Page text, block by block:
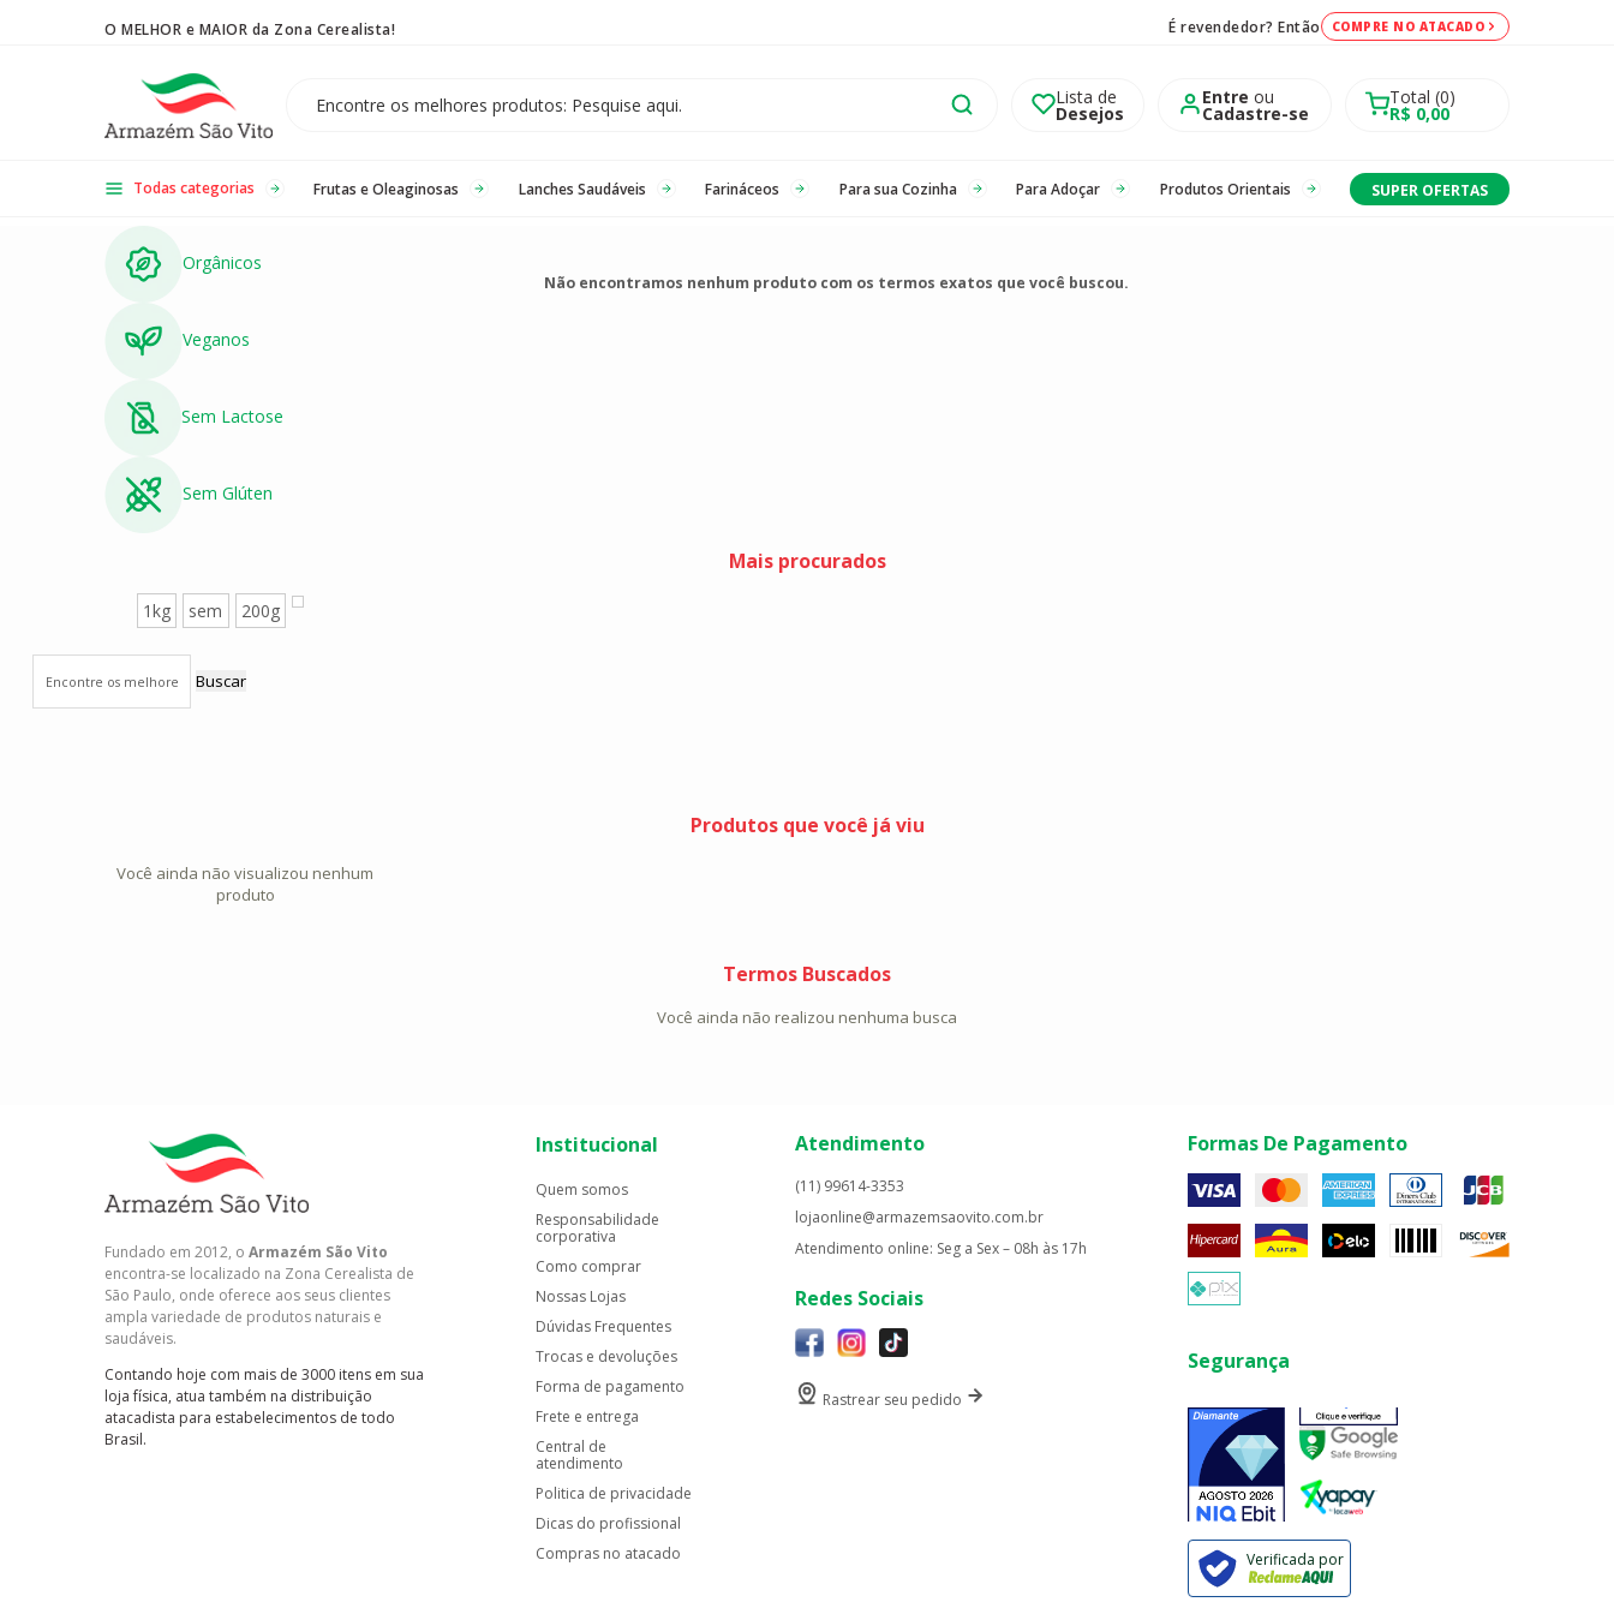
O MELHOR e MAIOR da Zona Cerealista!
É revendedor? Então COMPRE NO ATACADO
Lista de
Desejos
Entre ou
Cadastre-se
Total 0
R$ 0,00
Todas categorias Frutas e Oleaginosas Lanches Saudáveis Farináceos Para sua Cozinha Para Adoçar Produtos Orientais SUPER OFERTAS
Orgânicos
Veganos
Sem Lactose
Sem Glúten
Não encontramos nenhum produto com os termos exatos que você buscou.
Mais procurados
1kg sem 200g
Buscar
Produtos que você já viu
Você ainda não visualizou nenhum
produto
Termos Buscados
Você ainda não realizou nenhuma busca
Fundado em 2012, o Armazém São Vito
encontra-se localizado na Zona Cerealista de
São Paulo, onde oferece aos seus clientes
ampla variedade de produtos naturais e
saudáveis.
Contando hoje com mais de 3000 itens em sua
loja física, atua também na distribuição
atacadista para estabelecimentos de todo
Brasil.
Institucional
Quem somos
Responsabilidade
corporativa
Como comprar
Nossas Lojas
Dúvidas Frequentes
Trocas e devoluções
Forma de pagamento
Frete e entrega
Central de
atendimento
Politica de privacidade
Dicas do profissional
Compras no atacado
Atendimento
(11) 99614-3353
lojaonline@armazemsaovito.com.br
Atendimento online: Seg a Sex – 08h às 17h
Redes Sociais
Rastrear seu pedido
Formas De Pagamento
Segurança
Verificada por